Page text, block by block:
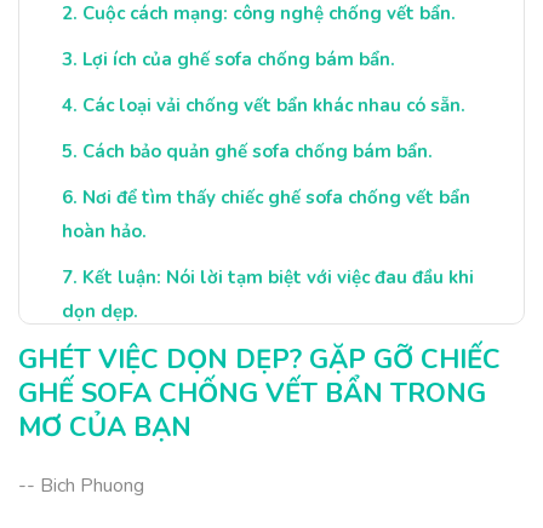
Cuộc cách mạng: công nghệ chống vết bẩn.
Lợi ích của ghế sofa chống bám bẩn.
Các loại vải chống vết bẩn khác nhau có sẵn.
Cách bảo quản ghế sofa chống bám bẩn.
Nơi để tìm thấy chiếc ghế sofa chống vết bẩn
hoàn hảo.
Kết luận: Nói lời tạm biệt với việc đau đầu khi
dọn dẹp.
GHÉT VIỆC DỌN DẸP? GẶP GỠ CHIẾC
GHẾ SOFA CHỐNG VẾT BẨN TRONG
MƠ CỦA BẠN
-- Bich Phuong